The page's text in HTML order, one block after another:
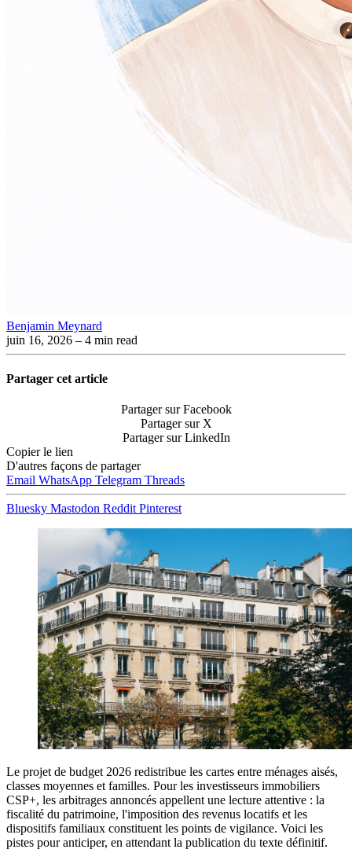
Benjamin Meynard
juin 16, 2026 – 4 min read
Partager cet article
Partager sur Facebook
Partager sur X
Partager sur LinkedIn
Copier le lien
D'autres façons de partager
Email WhatsApp Telegram Threads
Bluesky Mastodon Reddit Pinterest
Le projet de budget 2026 redistribue les cartes entre ménages aisés,
classes moyennes et familles. Pour les investisseurs immobiliers
CSP+, les arbitrages annoncés appellent une lecture attentive : la
fiscalité du patrimoine, l'imposition des revenus locatifs et les
dispositifs familiaux constituent les points de vigilance. Voici les
pistes pour anticiper, en attendant la publication du texte définitif.